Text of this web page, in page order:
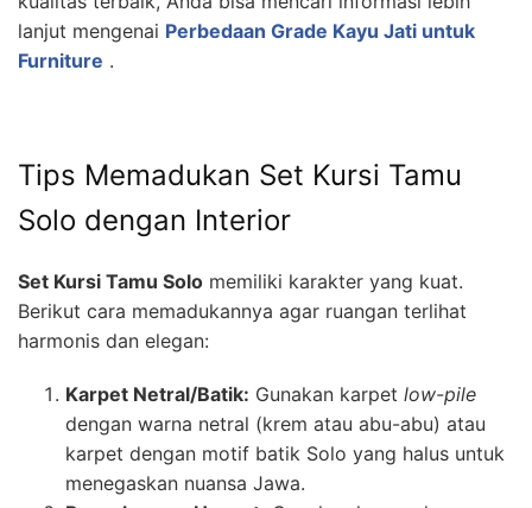
lanjut mengenai Perbedaan Grade Kayu Jati untuk
Furniture .
Tips Memadukan Set Kursi Tamu
Solo dengan Interior
Set Kursi Tamu Solo memiliki karakter yang kuat.
Berikut cara memadukannya agar ruangan terlihat
harmonis dan elegan:
Karpet Netral/Batik: Gunakan karpet low-pile
dengan warna netral (krem atau abu-abu) atau
karpet dengan motif batik Solo yang halus untuk
menegaskan nuansa Jawa.